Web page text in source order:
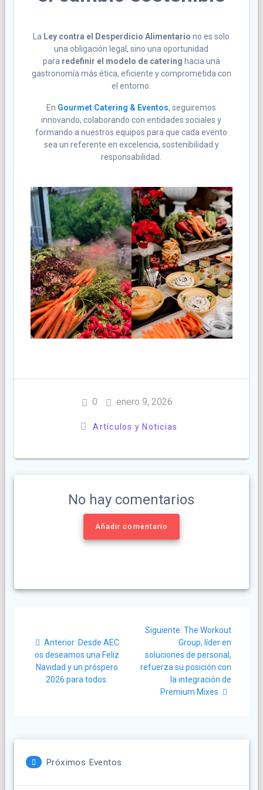
La Ley contra el Desperdicio Alimentario no es solo
una obligación legal, sino una oportunidad
para redefinir el modelo de catering hacia una
gastronomía más ética, eficiente y comprometida con
el entorno.
En Gourmet Catering & Eventos, seguiremos
innovando, colaborando con entidades sociales y
formando a nuestros equipos para que cada evento
sea un referente en excelencia, sostenibilidad y
responsabilidad.
0 enero 9, 2026
Artículos y Noticias
No hay comentarios
Añadir comentario
entradas
Anterior: Post
anterior:
Desde AEC
os deseamos una Feliz
Navidad y un próspero
2026 para todos.
Siguiente: Siguiente
post:
The Workout
Group, líder en
soluciones de personal,
refuerza su posición con
la integración de
Premium Mixes
Próximos Eventos